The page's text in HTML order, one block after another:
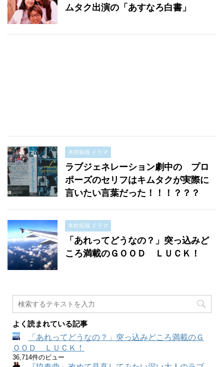
ムタク出演の「あすなろ白書」
木村拓哉 ドラマ
ラブジェネレーション劇中の プロ
ポーズのセリフはキムタクが実際に
言いたい言葉だった！！！？？？
木村拓哉 ドラマ
「あれってどうなの？」突っ込みど
ころ満載のＧＯＯＤ ＬＵＣＫ！
よく読まれている記事
「あれってどうなの？」突っ込みどころ満載のＧ
ＯＯＤ ＬＵＣＫ！
36,714件のビュー